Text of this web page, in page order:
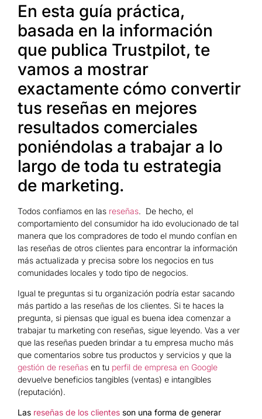
En esta guía práctica,
basada en la información
que publica Trustpilot, te
vamos a mostrar
exactamente cómo convertir
tus reseñas en mejores
resultados comerciales
poniéndolas a trabajar a lo
largo de toda tu estrategia
de marketing.
Todos confiamos en las reseñas. De hecho, el
comportamiento del consumidor ha ido evolucionado de tal
manera que los compradores de todo el mundo confían en
las reseñas de otros clientes para encontrar la información
más actualizada y precisa sobre los negocios en tus
comunidades locales y todo tipo de negocios.
Igual te preguntas si tu organización podría estar sacando
más partido a las reseñas de los clientes. Si te haces la
pregunta, si piensas que igual es buena idea comenzar a
trabajar tu marketing con reseñas, sigue leyendo. Vas a ver
que las reseñas pueden brindar a tu empresa mucho más
que comentarios sobre tus productos y servicios y que la
gestión de reseñas en tu perfil de empresa en Google
devuelve beneficios tangibles (ventas) e intangibles
(reputación).
Las reseñas de los clientes son una forma de generar